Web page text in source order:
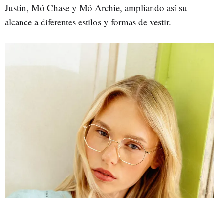
Justin, Mó Chase y Mó Archie, ampliando así su
alcance a diferentes estilos y formas de vestir.